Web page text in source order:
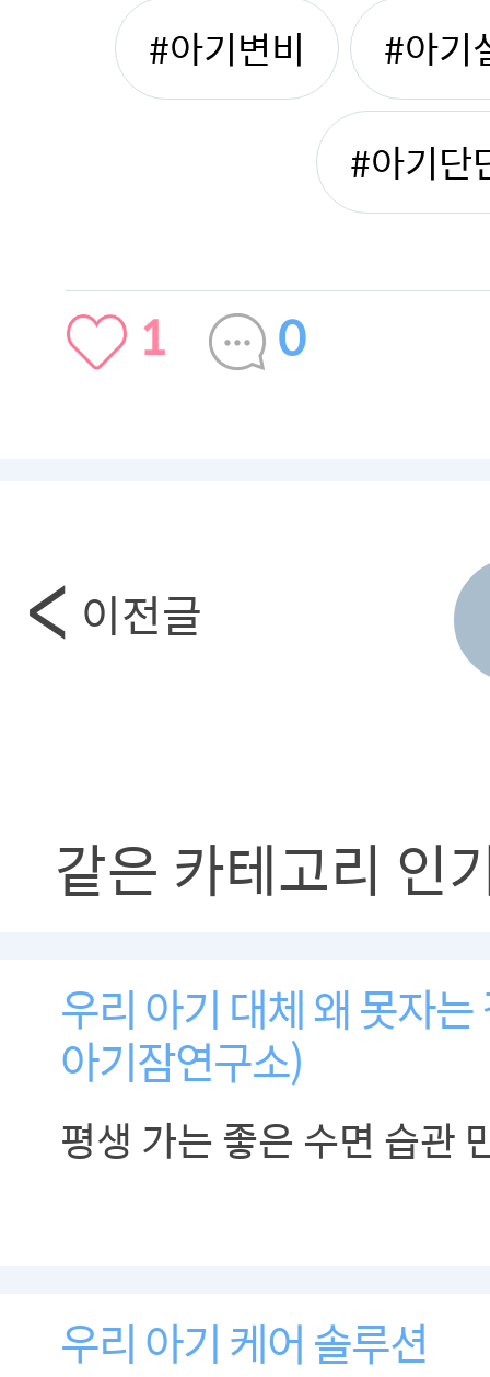
#아기변비 #아기
#아기단
1 0
이전글
같은 카테고리 인
우리 아기 대체 왜 못자
아기잠연구소)
평생 가는 좋은 수면 습관
우리 아기 케어 솔루션